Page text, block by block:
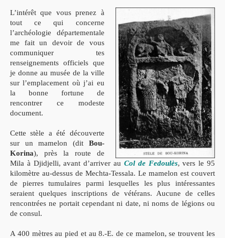
L’intérêt que vous prenez à
tout ce qui concerne
l’archéologie départementale
me fait un devoir de vous
communiquer tes
renseignements officiels que
je donne au musée de la ville
sur l’emplacement où j’ai eu
la bonne fortune de
rencontrer ce modeste
document.
Cette stèle a été découverte
sur un mamelon (dit Bou-
Korina), près la route de
Mila à Djidjelli, avant d’arriver au Col de Fedoulès, vers le 95
kilomètre au-dessus de Mechta-Tessala. Le mamelon est couvert
de pierres tumulaires parmi lesquelles les plus intéressantes
seraient quelques inscriptions de vétérans. Aucune de celles
rencontrées ne portait cependant ni date, ni noms de légions ou
de consul.
A 400 mètres au pied et au 8.-E. de ce mamelon, se trouvent les